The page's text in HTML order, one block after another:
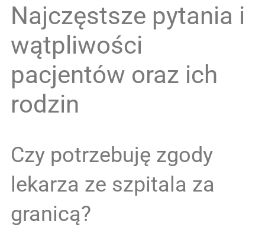
Najczęstsze pytania i
wątpliwości
pacjentów oraz ich
rodzin
Czy potrzebuję zgody
lekarza ze szpitala za
granicą?